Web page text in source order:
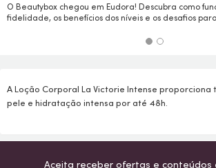
O Beautybox chegou em Eudora! Descubra como
fidelidade, os benefícios dos níveis e os desafios
A Loção Corporal La Victorie Intense
pele e hidratação intensa por até 48h.
Aceita receber ofertas e conteúdos